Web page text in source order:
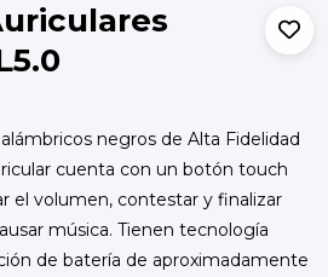
negros de Alta Fidelidad
cuenta con un botón touch
el volumen, contestar y finalizar
música. Tienen tecnología
de batería de aproximadamente